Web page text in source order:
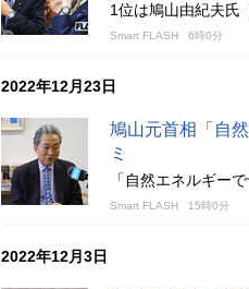
1位は鳩山由紀夫氏
Smart FLASH 6時0分
2022年12月23日
鳩山元首相「自
ミ
「自然エネルギー
Smart FLASH 15時0分
2022年12月3日